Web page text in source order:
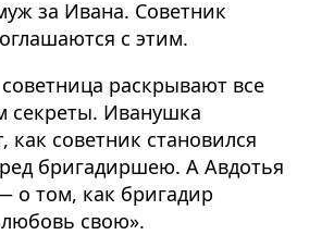
за Ивана. Советник
с этим.
раскрывают все
секреты. Иванушка
как советник становился
бригадиршею. А Авдотья
о том, как бригадир
свою».